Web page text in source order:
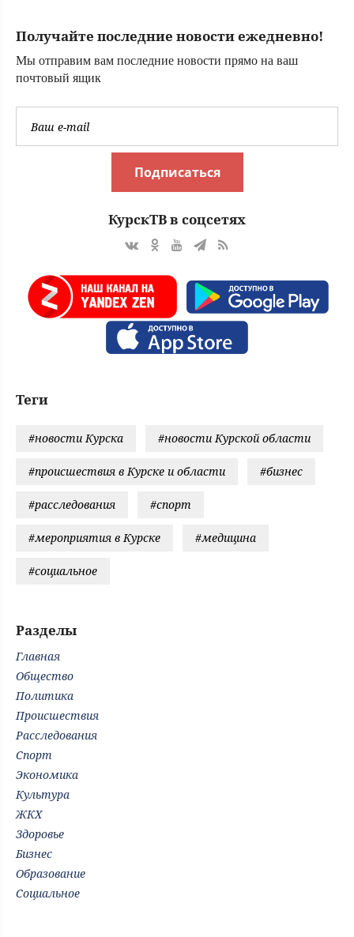
Получайте последние новости ежедневно!
Мы отправим вам последние новости прямо на ваш
почтовый ящик
Подписаться
КурскТВ в соцсетях
Теги
#новости Курска #новости Курской области
#происшествия в Курске и области #бизнес
#расследования #спорт
#мероприятия в Курске #медицина
#социальное
Разделы
Главная
Общество
Политика
Происшествия
Расследования
Спорт
Экономика
Культура
ЖКХ
Здоровье
Бизнес
Образование
Социальное